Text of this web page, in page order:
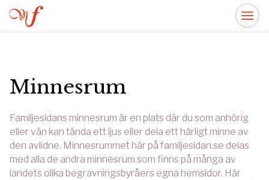
Minnesrum
Familjesidans minnesrum är en plats där du som anhörig
eller vän kan tända ett ljus eller dela ett härligt minne av
den avlidne. Minnesrummet här på familjesidan.se delas
med alla de andra minnesrum som finns på många av
landets olika begravningsbyråers egna hemsidor. Här